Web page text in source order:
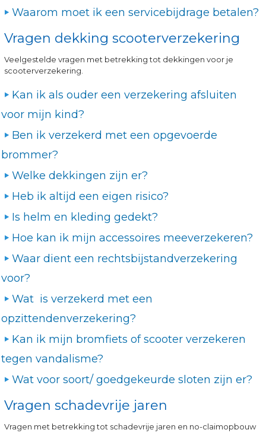
Waarom moet ik een servicebijdrage betalen?
Vragen dekking scooterverzekering
Veelgestelde vragen met betrekking tot dekkingen voor je
scooterverzekering.
Kan ik als ouder een verzekering afsluiten
voor mijn kind?
Ben ik verzekerd met een opgevoerde
brommer?
Welke dekkingen zijn er?
Heb ik altijd een eigen risico?
Is helm en kleding gedekt?
Hoe kan ik mijn accessoires meeverzekeren?
Waar dient een rechtsbijstandverzekering
voor?
Wat is verzekerd met een
opzittendenverzekering?
Kan ik mijn bromfiets of scooter verzekeren
tegen vandalisme?
Wat voor soort/ goedgekeurde sloten zijn er?
Vragen schadevrije jaren
Vragen met betrekking tot schadevrije jaren en no-claimopbouw